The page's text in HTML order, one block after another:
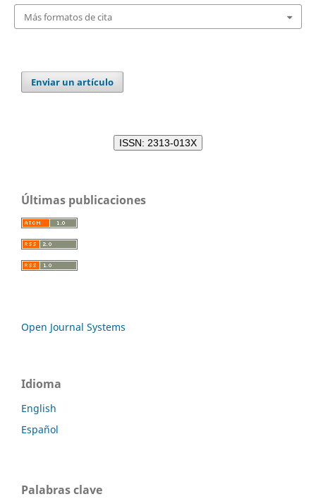
Más formatos de cita
Enviar un artículo
ISSN: 2313-013X
Últimas publicaciones
Open Journal Systems
Idioma
English
Español
Palabras clave